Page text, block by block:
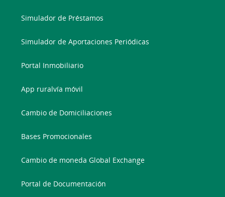
Simulador de Préstamos
Simulador de Aportaciones Periódicas
Portal Inmobiliario
App ruralvía móvil
Cambio de Domiciliaciones
Bases Promocionales
Cambio de moneda Global Exchange
Portal de Documentación